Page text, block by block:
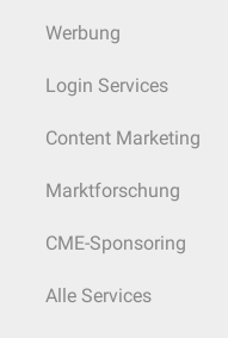
Werbung
Login Services
Content Marketing
Marktforschung
CME-Sponsoring
Alle Services